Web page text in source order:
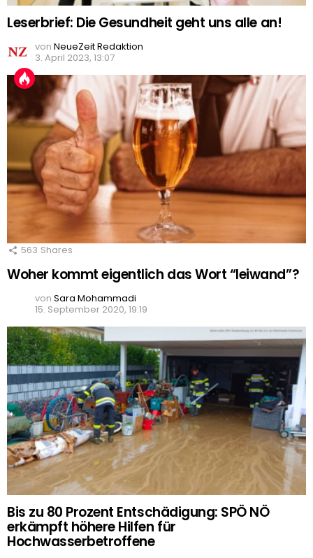
Leserbrief: Die Gesundheit geht uns alle an!
von NeueZeit Redaktion
3. April 2023, 13:07
563 Shares
Woher kommt eigentlich das Wort “leiwand”?
von Sara Mohammadi
15. September 2020, 19:19
Bis zu 80 Prozent Entschädigung: SPÖ NÖ
erkämpft höhere Hilfen für
Hochwasserbetroffene